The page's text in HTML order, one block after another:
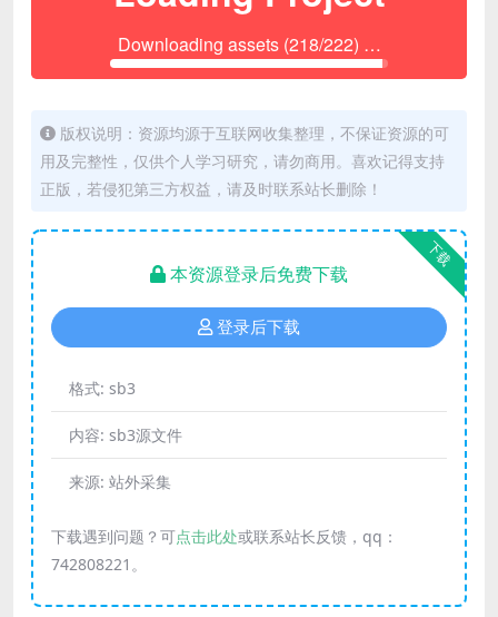
版权说明：资源均源于互联网收集整理，不保证资源的可
用及完整性，仅供个人学习研究，请勿商用。喜欢记得支持
正版，若侵犯第三方权益，请及时联系站长删除！
下载
本资源登录后免费下载
登录后下载
格式: sb3
内容: sb3源文件
来源: 站外采集
下载遇到问题？可点击此处或联系站长反馈，qq：
742808221。